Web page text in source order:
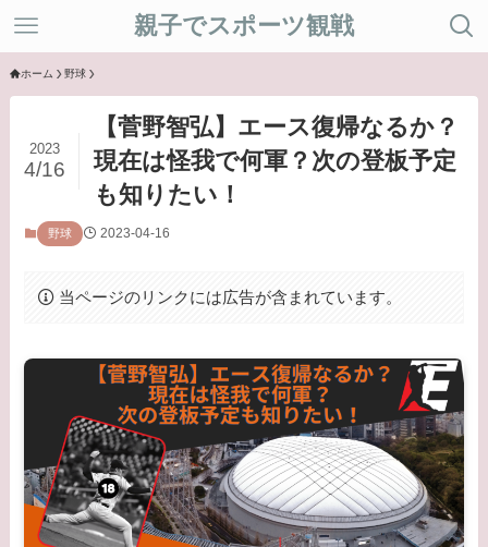
親子でスポーツ観戦
ホーム 野球
【菅野智弘】エース復帰なるか？
現在は怪我で何軍？次の登板予定
も知りたい！
2023
4/16
野球 2023-04-16
当ページのリンクには広告が含まれています。